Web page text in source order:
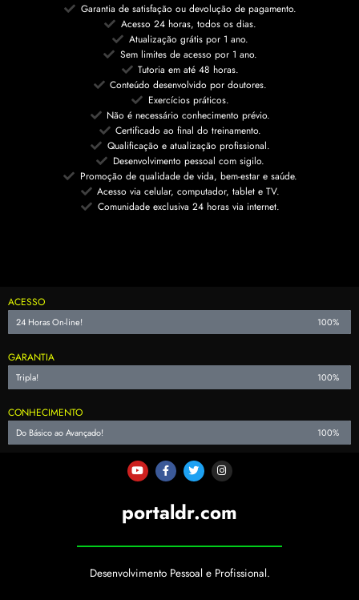
Garantia de satisfação ou devolução de pagamento.
Acesso 24 horas, todos os dias.
Atualização grátis por 1 ano.
Sem limites de acesso por 1 ano.
Tutoria em até 48 horas.
Conteúdo desenvolvido por doutores.
Exercícios práticos.
Não é necessário conhecimento prévio.
Certificado ao final do treinamento.
Qualificação e atualização profissional.
Desenvolvimento pessoal com sigilo.
Promoção de qualidade de vida, bem-estar e saúde.
Acesso via celular, computador, tablet e TV.
Comunidade exclusiva 24 horas via internet.
ACESSO
24 Horas On-line! 100%
GARANTIA
Tripla! 100%
CONHECIMENTO
Do Básico ao Avançado! 100%
portaldr.com
Desenvolvimento Pessoal e Profissional.